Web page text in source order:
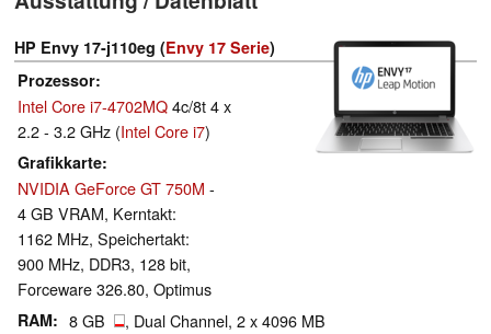
HP Envy 17-j110eg (Envy 17 Serie)
Prozessor
Intel Core i7-4702MQ4c/8t 4 x
2.2 - 3.2 GHz (Intel Core i7)
Grafikkarte
NVIDIA GeForce GT 750M -
4 GB VRAM, Kerntakt:
1162 MHz, Speichertakt:
900 MHz, DDR3, 128 bit,
Forceware 326.80, Optimus
RAM 8 GB , Dual Channel, 2 x 4096 MB